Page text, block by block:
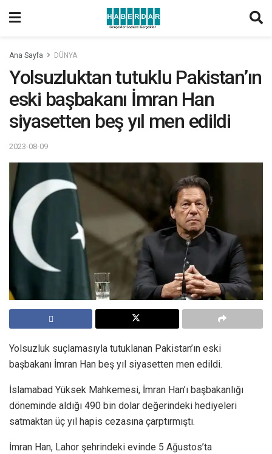
Ana Sayfa DÜNYA
Yolsuzluktan tutuklu Pakistan’ın
eski başbakanı İmran Han
siyasetten beş yıl men edildi
2023-08-09
Yolsuzluk suçlamasıyla tutuklanan Pakistan’ın eski
başbakanı İmran Han beş yıl siyasetten men edildi.
İslamabad Yüksek Mahkemesi, İmran Han’ı başbakanlığı
döneminde aldığı 490 bin dolar değerindeki hediyeleri
satmaktan üç yıl hapis cezasına çarptırmıştı.
İmran Han, Lahor şehrindeki evinde 5 Ağustos’ta